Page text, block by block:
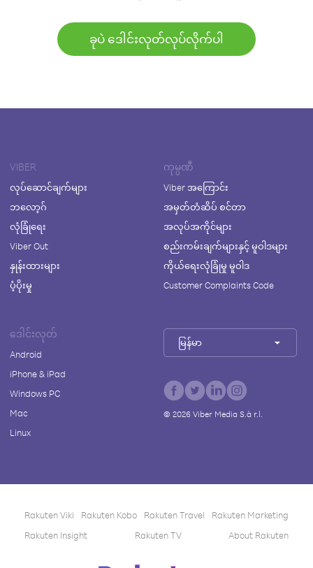
ခုပဲ ဒေါင်းလုတ်လုပ်လိုက်ပါ
VIBER
လုပ်ဆောင်ချက်များ
ဘလော့ဂ်
လုံခြုံရေး
Viber Out
နှုန်းထားများ
ပံ့ပိုးမှု
ကုမ္ပဏီ
Viber အကြောင်း
အမှတ်တံဆိပ် စင်တာ
အလုပ်အကိုင်များ
စည်းကမ်းချက်များနှင့် မူဝါဒများ
ကိုယ်ရေးလုံခြုံမှု မူဝါဒ
Customer Complaints Code
ဒေါင်းလုတ်
Android
iPhone & iPad
Windows PC
Mac
Linux
မြန်မာ
© 2026Viber Media S.à r.l.
Rakuten Viki Rakuten Kobo Rakuten Travel
Rakuten Marketing
Rakuten Insight
Rakuten TV About Rakuten